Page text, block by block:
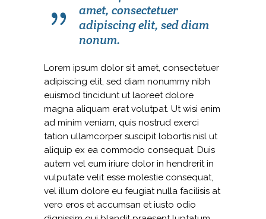
amet, consectetuer
adipiscing elit, sed diam
nonum.
Lorem ipsum dolor sit amet, consectetuer
adipiscing elit, sed diam nonummy nibh
euismod tincidunt ut laoreet dolore
magna aliquam erat volutpat. Ut wisi enim
ad minim veniam, quis nostrud exerci
tation ullamcorper suscipit lobortis nisl ut
aliquip ex ea commodo consequat. Duis
autem vel eum iriure dolor in hendrerit in
vulputate velit esse molestie consequat,
vel illum dolore eu feugiat nulla facilisis at
vero eros et accumsan et iusto odio